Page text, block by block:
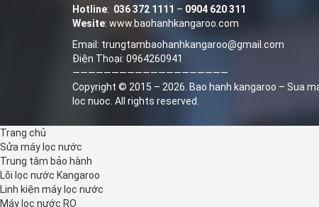
Hotline: 036 372 1111 – 0904 620 311
Wesite: www.baohanhkangaroo.com
Email: trungtambaohanhkangaroo@gmail.com
Điện Thoại: 0964260941
————————————————————
Copyright © 2015 – 2026. Bao hanh kangaroo – Sua
loc nuoc . All rights reserved.